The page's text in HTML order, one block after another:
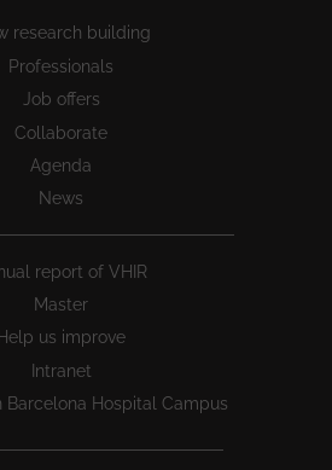
research building
Professionals
Job offers
Collaborate
Agenda
News
report of VHIR
Master
Help us improve
Intranet
Barcelona Hospital Campus